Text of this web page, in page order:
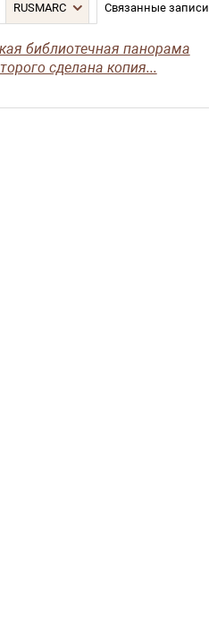
RUSMARC Связанные записи
библиотечная панорама
сделана копия...